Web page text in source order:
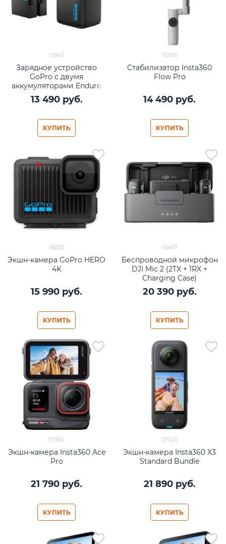
10945
Зарядное устройство
GoPro с двумя
аккумуляторами Enduro
для HERO13 Black
13 490 руб.
КУПИТЬ
10956
Стабилизатор Insta360
Flow Pro
14 490 руб.
КУПИТЬ
06225
Экшн-камера GoPro HERO
4K
15 990 руб.
КУПИТЬ
06667
Беспроводной микрофон
DJI Mic 2 (2TX + 1RX +
Charging Case)
20 390 руб.
КУПИТЬ
07564
Экшн-камера Insta360 Ace
Pro
21 790 руб.
КУПИТЬ
07143
Экшн-камера Insta360 X3
Standard Bundle
21 890 руб.
КУПИТЬ